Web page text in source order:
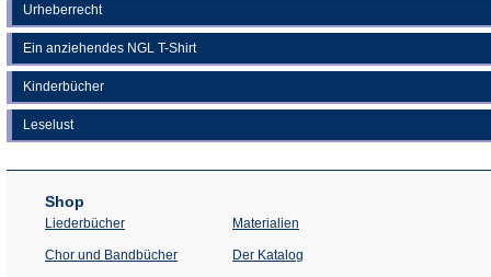
Urheberrecht
Ein anziehendes NGL T-Shirt
Kinderbücher
Leselust
Shop
Liederbücher
Chor und Bandbücher
Materialien
Der Katalog